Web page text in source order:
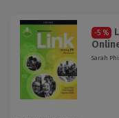
-5 %
Sarah